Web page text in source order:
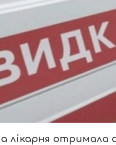
лікарня